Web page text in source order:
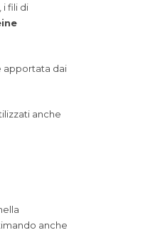
fili di
apportata dai
anche
anche